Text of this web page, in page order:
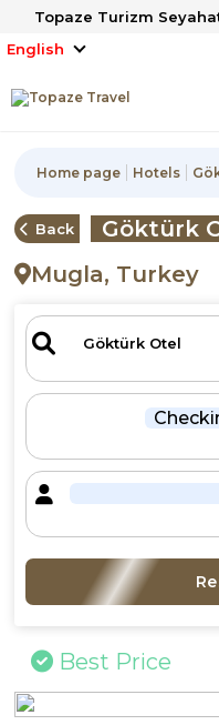
Topaze Turizm
English
Home page Hotels
Back
Göktürk
Mugla, Turkey
Best Price